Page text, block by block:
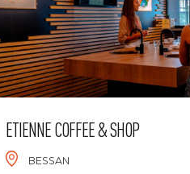
ETIENNE COFFEE & SHOP
BESSAN